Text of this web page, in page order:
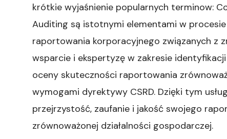
krótkie wyjaśnienie popularnych terminow:
Auditing są istotnymi elementami w
raportowania korporacyjnego związanych z
wsparcie i ekspertyzę w zakresie
oceny skuteczności raportowania
wymogami dyrektywy CSRD. Dzięki tym
przejrzystość, zaufanie i jakość swojego
zrównoważonej działalności gospodarczej.